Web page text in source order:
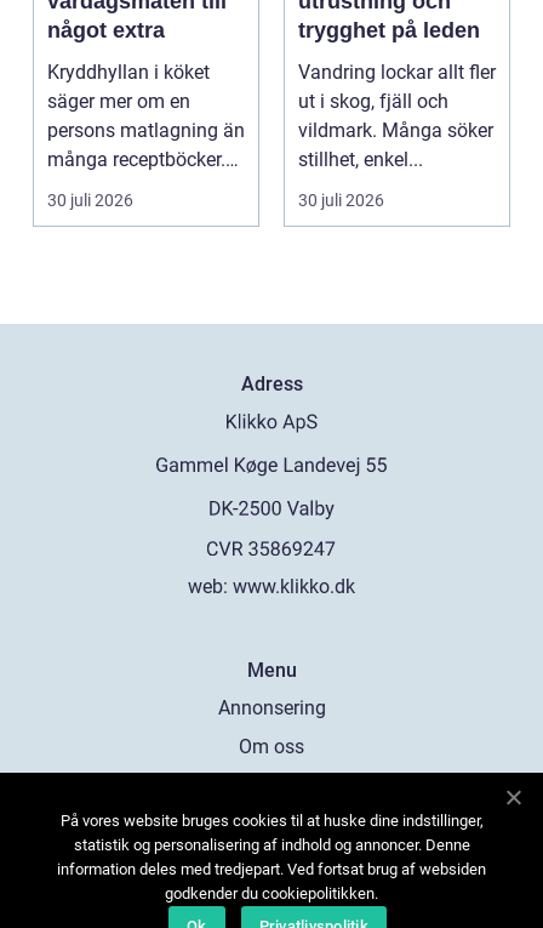
något extra
Kryddhyllan i köket
säger mer om en
persons matlagning än
många receptböcker.
Med några nypor rätt
s...
30 juli 2026
trygghet på leden
Vandring lockar allt fler
ut i skog, fjäll och
vildmark. Många söker
stillhet, enkel...
30 juli 2026
Adress
web: www.klikko.dk
Menu
Annonsering
Om oss
Kontakta oss
Sitemap
På vores website bruges cookies til at huske dine indstillinger,
statistik og personalisering af indhold og annoncer. Denne
information deles med tredjepart. Ved fortsat brug af websiden
godkender du cookiepolitikken.